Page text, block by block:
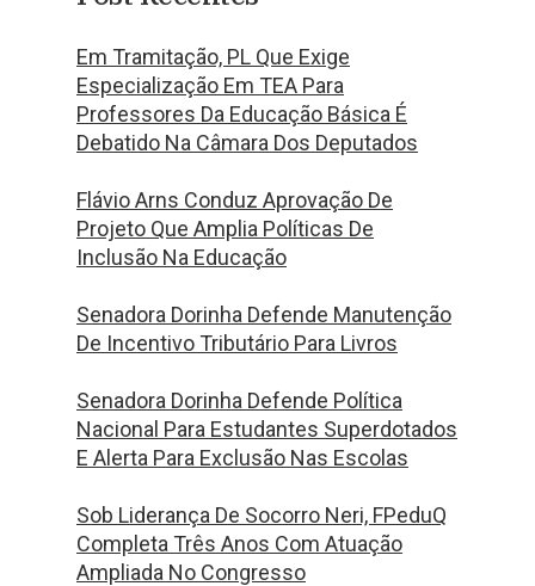
Em Tramitação, PL Que Exige
Especialização Em TEA Para
Professores Da Educação Básica É
Debatido Na Câmara Dos Deputados
Flávio Arns Conduz Aprovação De
Projeto Que Amplia Políticas De
Inclusão Na Educação
Senadora Dorinha Defende Manutenção
De Incentivo Tributário Para Livros
Senadora Dorinha Defende Política
Nacional Para Estudantes Superdotados
E Alerta Para Exclusão Nas Escolas
Sob Liderança De Socorro Neri, FPeduQ
Completa Três Anos Com Atuação
Ampliada No Congresso